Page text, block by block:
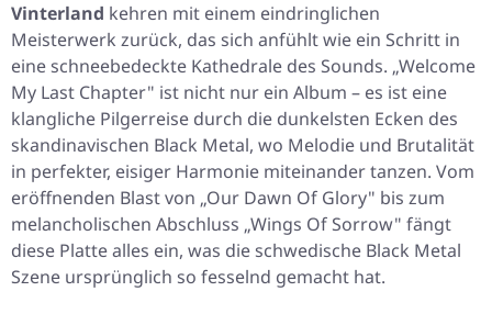
Vinterland kehren mit einem eindringlichen
Meisterwerk zurück, das sich anfühlt wie ein Schritt in
eine schneebedeckte Kathedrale des Sounds. „Welcome
My Last Chapter" ist nicht nur ein Album – es ist eine
klangliche Pilgerreise durch die dunkelsten Ecken des
skandinavischen Black Metal, wo Melodie und Brutalität
in perfekter, eisiger Harmonie miteinander tanzen. Vom
eröffnenden Blast von „Our Dawn Of Glory" bis zum
melancholischen Abschluss „Wings Of Sorrow" fängt
diese Platte alles ein, was die schwedische Black Metal
Szene ursprünglich so fesselnd gemacht hat.